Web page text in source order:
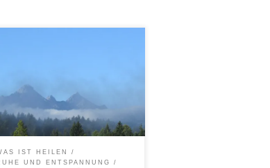
in Seele und Leib ist groß
Menschen der im Alltag und
seine Frau/seinen Mann stehen
oder mag. Bis an den Rand der
zu geben, sowohl im […]
IST HEILEN
UND ENTSPANNUNG